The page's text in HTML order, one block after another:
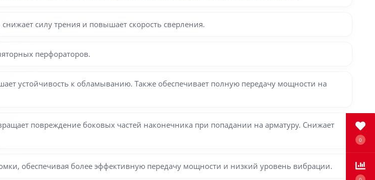
0
силу трения и повышает скорость сверления.
перфораторов.
устойчивость к обламыванию. Также обеспечивает полную передачу мощности на
повреждение боковых частей наконечника при попадании на арматуру. Снижает
обеспечивая более эффективную передачу мощности и низкий уровень вибрации.